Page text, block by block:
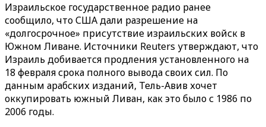
Израильское государственное радио ранее
сообщило, что США дали разрешение на
«долгосрочное» присутствие израильских войск в
Южном Ливане. Источники Reuters утверждают, что
Израиль добивается продления установленного на
18 февраля срока полного вывода своих сил. По
данным арабских изданий, Тель-Авив хочет
оккупировать южный Ливан, как это было с 1986 по
2006 годы.